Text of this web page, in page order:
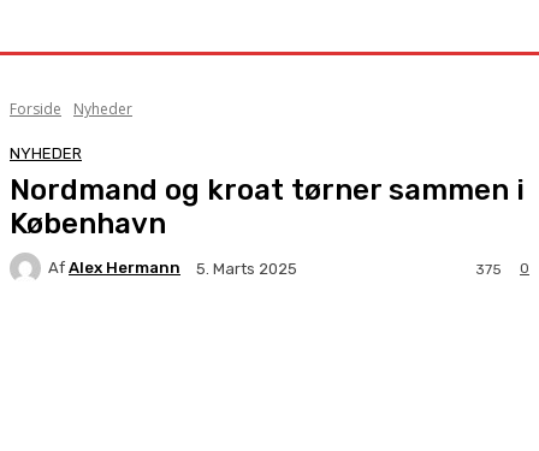
Forside Nyheder
NYHEDER
Nordmand og kroat tørner sammen i
København
Af Alex Hermann 5. Marts 2025 0
375